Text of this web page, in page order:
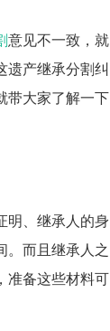
意见不一致，就
遗产继承分割纠
带大家了解一下
明、继承人的身
。而且继承人之
准备这些材料可